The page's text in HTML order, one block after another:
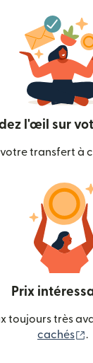
l'œil sur
votre transfert à
Prix
toujours très
cachés
.